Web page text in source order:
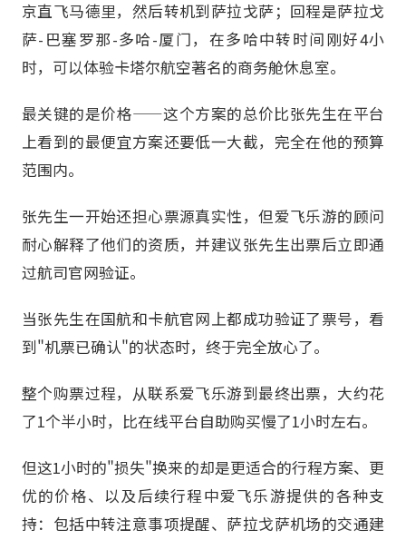
京直飞马德里，然后转机到萨拉戈萨；回程是萨拉戈
萨-巴塞罗那-多哈-厦门，在多哈中转时间刚好4小
时，可以体验卡塔尔航空著名的商务舱休息室。
最关键的是价格——这个方案的总价比张先生在平台
上看到的最便宜方案还要低一大截，完全在他的预算
范围内。
张先生一开始还担心票源真实性，但爱飞乐游的顾问
耐心解释了他们的资质，并建议张先生出票后立即通
过航司官网验证。
当张先生在国航和卡航官网上都成功验证了票号，看
到"机票已确认"的状态时，终于完全放心了。
整个购票过程，从联系爱飞乐游到最终出票，大约花
了1个半小时，比在线平台自助购买慢了1小时左右。
但这1小时的"损失"换来的却是更适合的行程方案、更
优的价格、以及后续行程中爱飞乐游提供的各种支
持：包括中转注意事项提醒、萨拉戈萨机场的交通建